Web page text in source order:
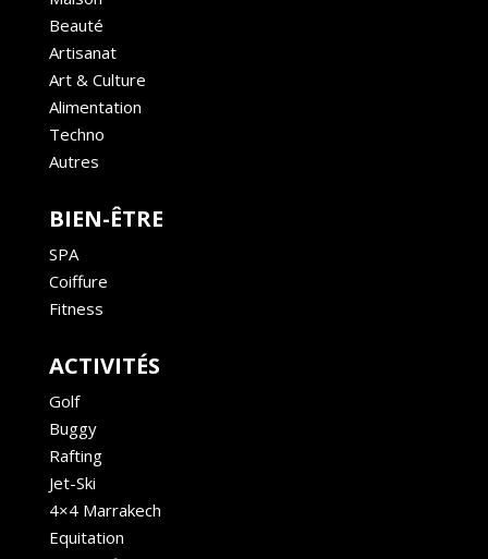
Beauté
Artisanat
Art & Culture
Alimentation
Techno
Autres
BIEN-ÊTRE
SPA
Coiffure
Fitness
ACTIVITÉS
Golf
Buggy
Rafting
Jet-Ski
4×4 Marrakech
Equitation